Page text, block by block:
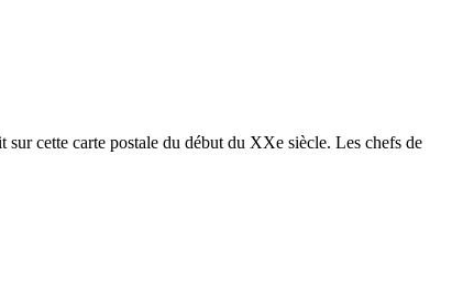
sur cette carte postale du début du XXe siècle. Les chefs de